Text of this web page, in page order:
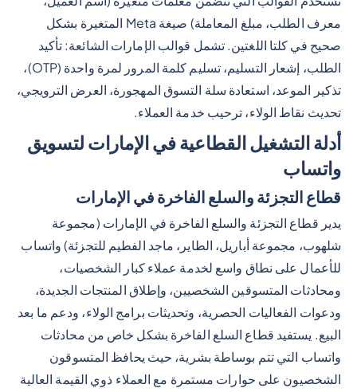
معرف الطلب، مبلغ المعاملة) صيغة Meta المتغيرة بشكل
صحيح في كلتا اللغتين. تشمل قوالب الإمارات الشائعة: تأكيد
الطلب، إشعار التسليم، تسليم كلمة المرور لمرة واحدة (OTP)،
تذكير الموعد، استعادة سلة التسوق المهجورة، العرض الترويجي،
تحديث نقاط الولاء، ترحيب خدمة العملاء.
أدلة التشغيل القطاعية في الإمارات لتسويق
واتساب
قطاع التجزئة والسلع الفاخرة في الإمارات
يدير قطاع التجزئة والسلع الفاخرة في الإمارات (مجموعة
شلهوب، مجموعة أباريل، الطاير، ماجد الفطيم للتجزئة) واتساب
للأعمال على نطاق واسع لخدمة عملاء كبار الشخصيات،
ومحادثات المتسوقين الشخصيين، وإطلاق المنتجات الجديدة،
ودعوات الفعاليات الحصرية، وتحديثات برامج الولاء، ودعم ما بعد
البيع. يستفيد قطاع السلع الفاخرة بشكل خاص من محادثات
واتساب التي تتم بوساطة بشرية، حيث يحافظ المتسوقون
الشخصيون على حوارات مستمرة مع العملاء ذوي القيمة العالية